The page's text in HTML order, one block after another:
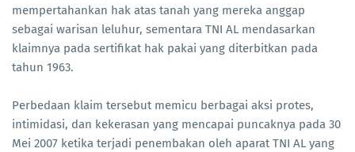
mempertahankan hak atas tanah yang mereka anggap
sebagai warisan leluhur, sementara TNI AL mendasarkan
klaimnya pada sertifikat hak pakai yang diterbitkan pada
tahun 1963.
Perbedaan klaim tersebut memicu berbagai aksi protes,
intimidasi, dan kekerasan yang mencapai puncaknya pada 30
Mei 2007 ketika terjadi penembakan oleh aparat TNI AL yang